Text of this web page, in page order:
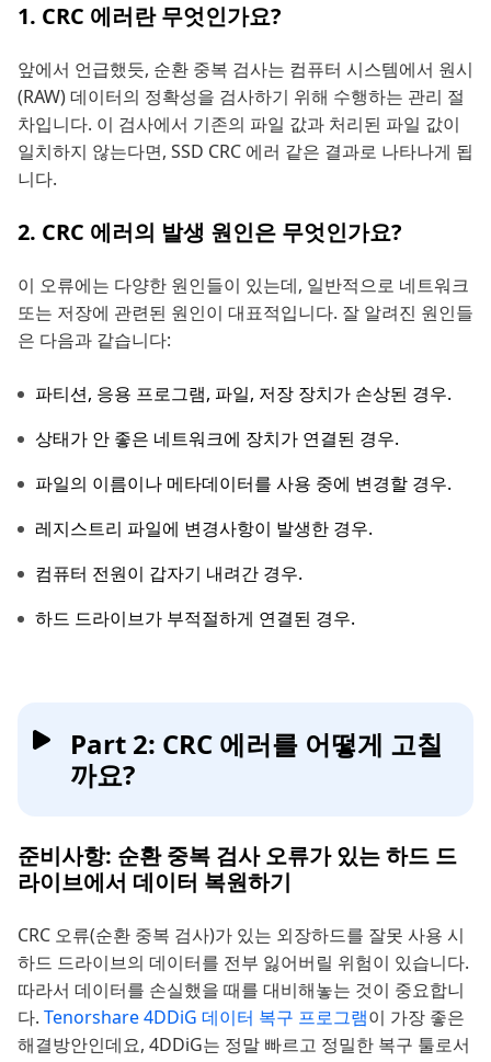
1. CRC 에러란 무엇인가요?
앞에서 언급했듯, 순환 중복 검사는 컴퓨터 시스템에서 원시
(RAW) 데이터의 정확성을 검사하기 위해 수행하는 관리 절
차입니다. 이 검사에서 기존의 파일 값과 처리된 파일 값이
일치하지 않는다면, SSD CRC 에러 같은 결과로 나타나게 됩
니다.
2. CRC 에러의 발생 원인은 무엇인가요?
이 오류에는 다양한 원인들이 있는데, 일반적으로 네트워크
또는 저장에 관련된 원인이 대표적입니다. 잘 알려진 원인들
은 다음과 같습니다:
파티션, 응용 프로그램, 파일, 저장 장치가 손상된 경우.
상태가 안 좋은 네트워크에 장치가 연결된 경우.
파일의 이름이나 메타데이터를 사용 중에 변경할 경우.
레지스트리 파일에 변경사항이 발생한 경우.
컴퓨터 전원이 갑자기 내려간 경우.
하드 드라이브가 부적절하게 연결된 경우.
​Part 2: CRC 에러를 어떻게 고칠
까요?
준비사항: 순환 중복 검사 오류가 있는 하드 드
라이브에서 데이터 복원하기
CRC 오류(순환 중복 검사)가 있는 외장하드를 잘못 사용 시
하드 드라이브의 데이터를 전부 잃어버릴 위험이 있습니다.
따라서 데이터를 손실했을 때를 대비해놓는 것이 중요합니
다. Tenorshare 4DDiG 데이터 복구 프로그램이 가장 좋은
해결방안인데요, 4DDiG는 정말 빠르고 정밀한 복구 툴로서